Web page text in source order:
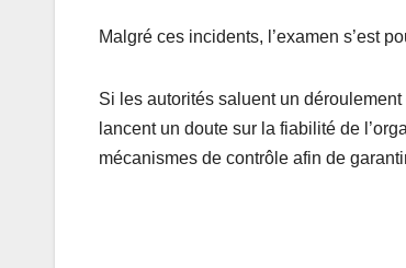
Malgré ces incidents, l’examen s’est
Si les autorités saluent un
lancent un doute sur la fiabilité de
mécanismes de contrôle afin de